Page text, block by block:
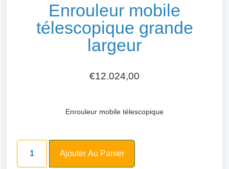
Enrouleur mobile
télescopique grande
largeur
€12.024,00
Enrouleur mobile télescopique
Ajouter Au Panier